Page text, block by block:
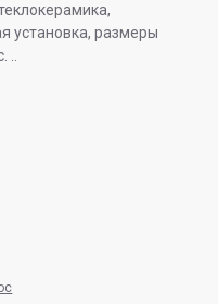
установка, размеры